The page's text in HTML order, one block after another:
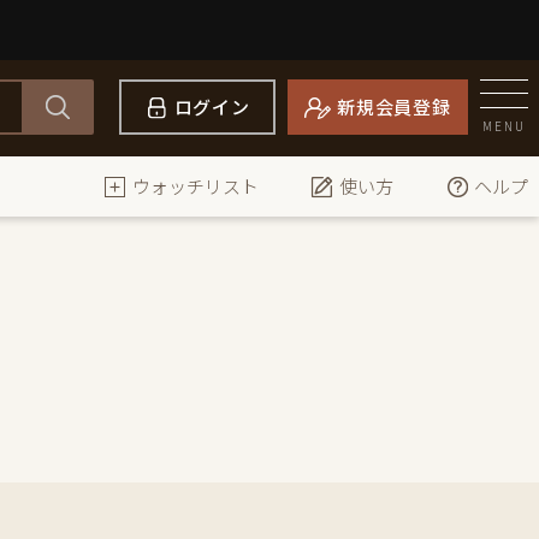
ログイン 新規会員登録
MENU
ウォッチリスト 使い方 ヘルプ